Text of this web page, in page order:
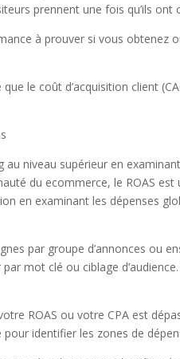
prennent une fois qu’ils ont
à prouver si vous obtenez
le coût d’acquisition client
au niveau supérieur en
du ecommerce, le ROAS
en examinant les dépenses
par groupe d’annonces ou
mot clé ou ciblage
ROAS ou votre CPA est
identifier les zones de